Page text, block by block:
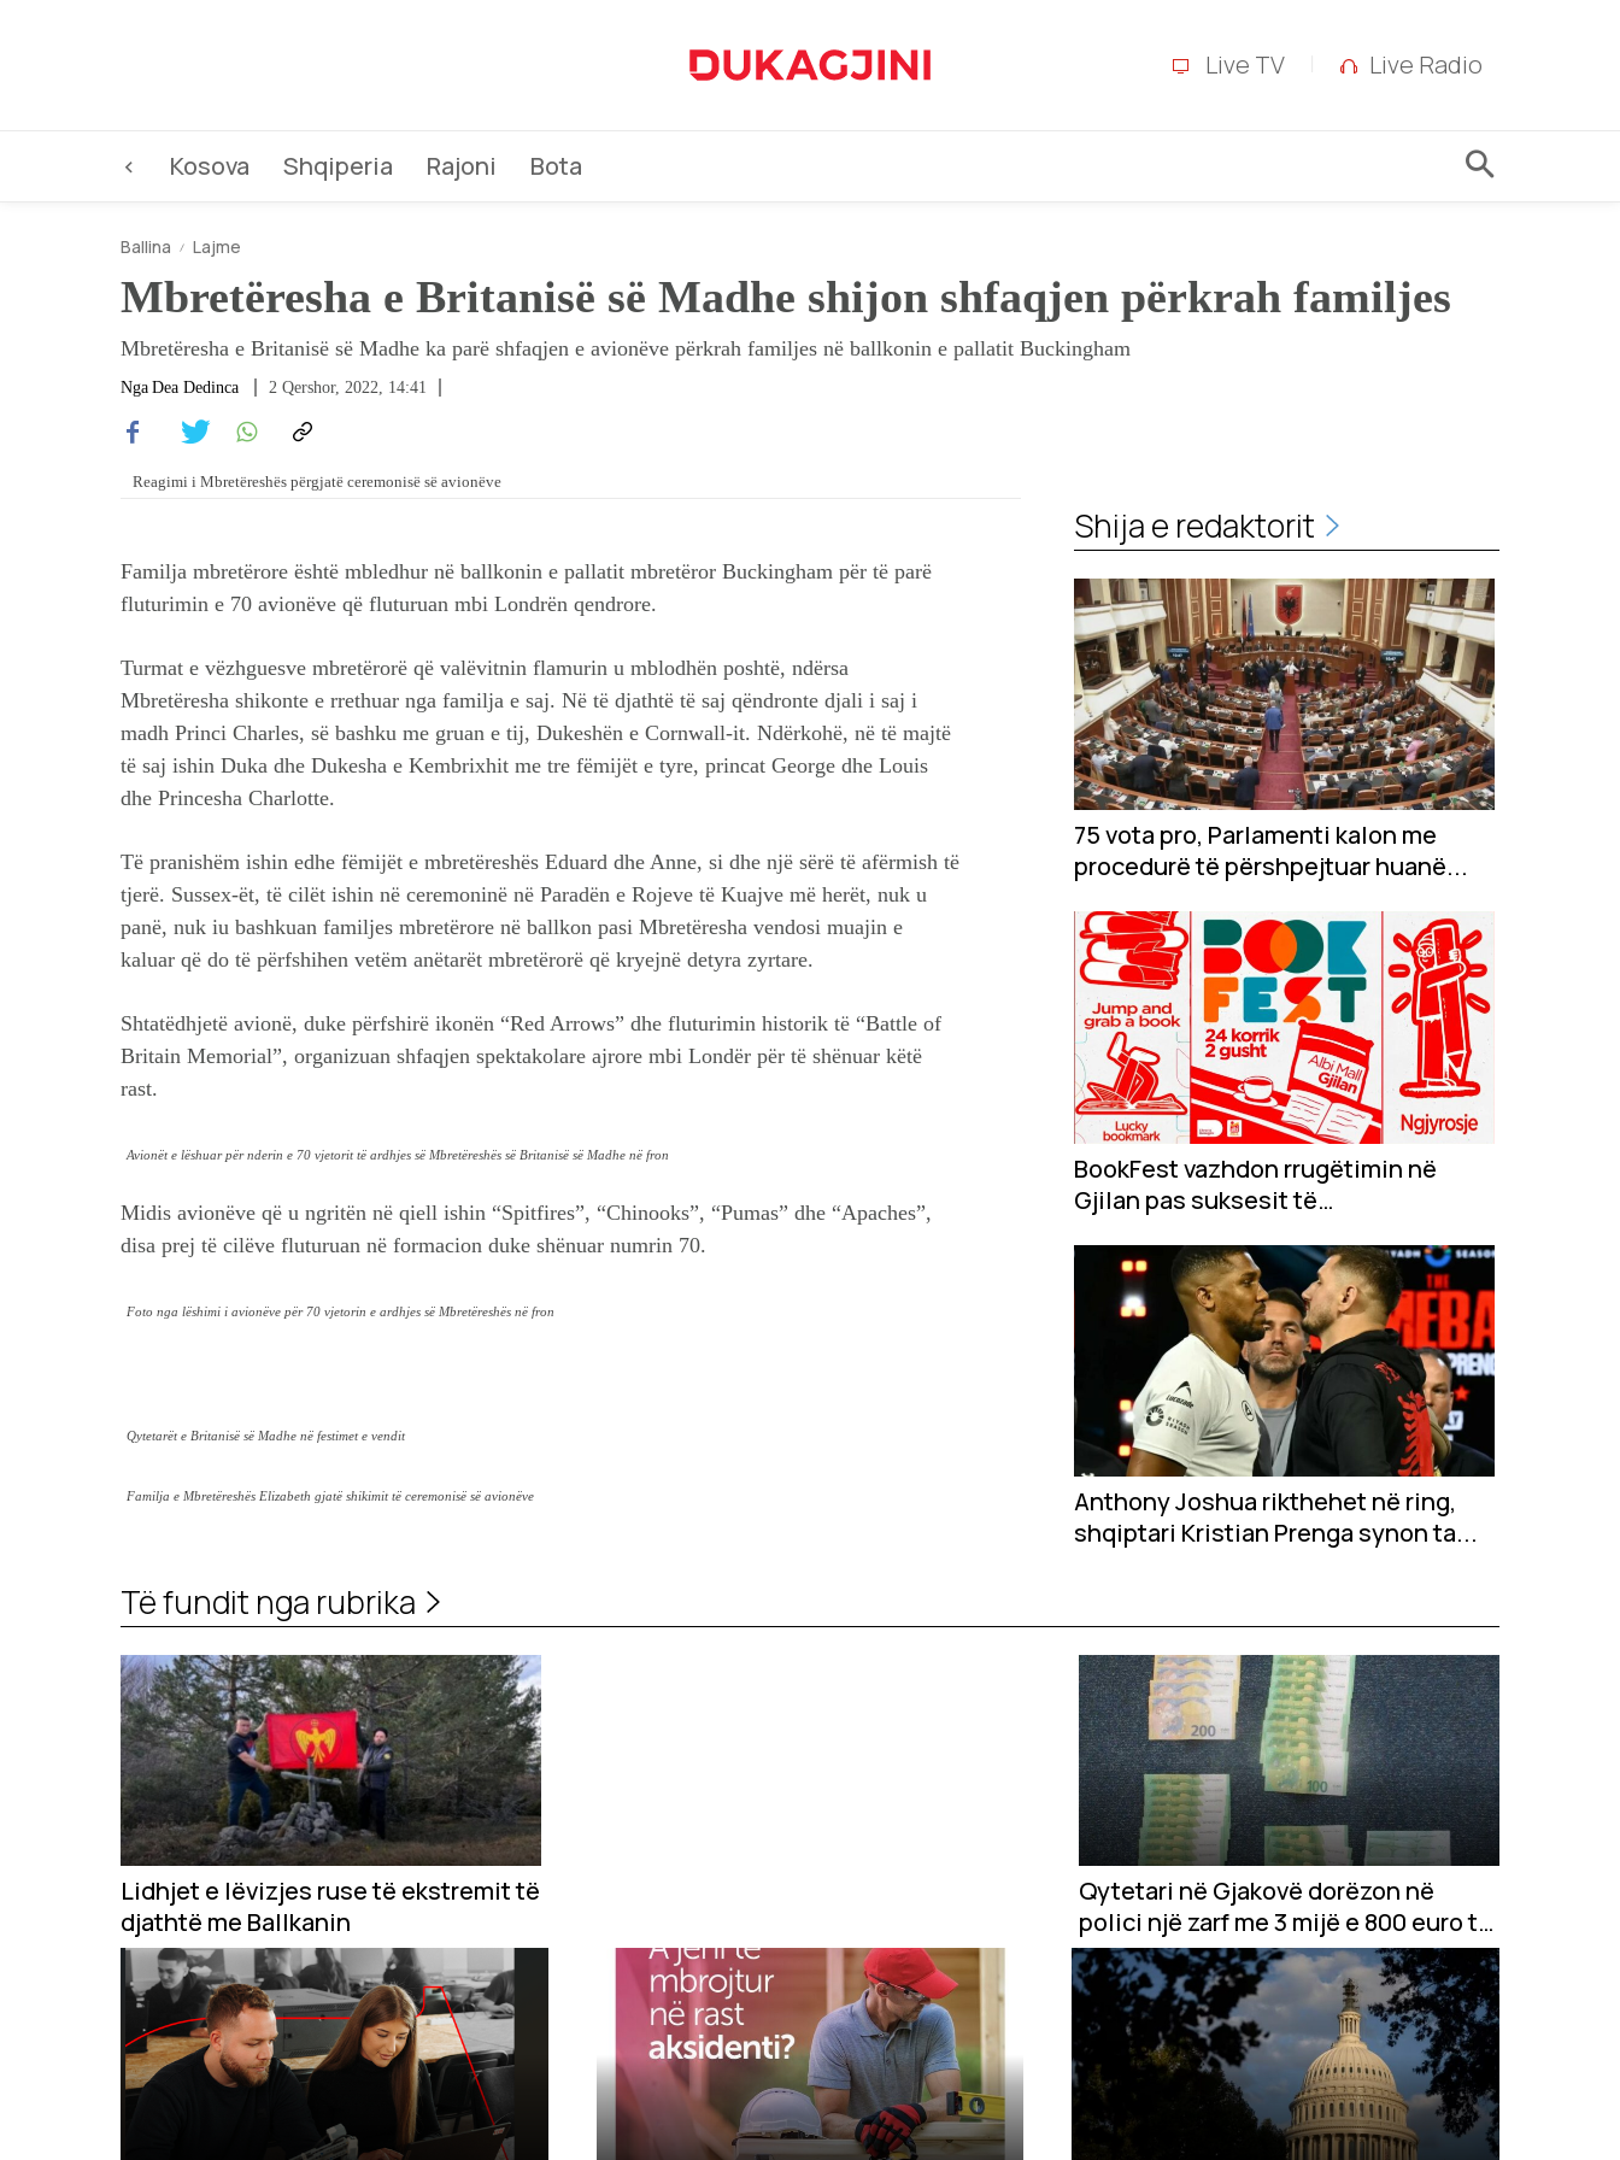
Live TV Live Radio
< Kosova Shqiperia Rajoni Bota
Ballina Lajme
Mbretëresha e Britanisë së Madhe shijon shfaqjen përkrah familjes
Mbretëresha e Britanisë së Madhe ka parë shfaqjen e avionëve përkrah familjes në ballkonin e pallatit Buckingham
Nga Dea Dedinca 2 Qershor, 2022, 14:41
Reagimi i Mbretëreshës përgjatë ceremonisë së avionëve
Familja mbretërore është mbledhur në ballkonin e pallatit mbretëror Buckingham për të parë
fluturimin e 70 avionëve që fluturuan mbi Londrën qendrore.
Turmat e vëzhguesve mbretërorë që valëvitnin flamurin u mblodhën poshtë, ndërsa
Mbretëresha shikonte e rrethuar nga familja e saj. Në të djathtë të saj qëndronte djali i saj i
madh Princi Charles, së bashku me gruan e tij, Dukeshën e Cornwall-it. Ndërkohë, në të majtë
të saj ishin Duka dhe Dukesha e Kembrixhit me tre fëmijët e tyre, princat George dhe Louis
dhe Princesha Charlotte.
Të pranishëm ishin edhe fëmijët e mbretëreshës Eduard dhe Anne, si dhe një sërë të afërmish të
tjerë. Sussex-ët, të cilët ishin në ceremoninë në Paradën e Rojeve të Kuajve më herët, nuk u
panë, nuk iu bashkuan familjes mbretërore në ballkon pasi Mbretëresha vendosi muajin e
kaluar që do të përfshihen vetëm anëtarët mbretërorë që kryejnë detyra zyrtare.
Shtatëdhjetë avionë, duke përfshirë ikonën “Red Arrows” dhe fluturimin historik të “Battle of
Britain Memorial”, organizuan shfaqjen spektakolare ajrore mbi Londër për të shënuar këtë
rast.
Avionët e lëshuar për nderin e 70 vjetorit të ardhjes së Mbretëreshës së Britanisë së Madhe në fron
Midis avionëve që u ngritën në qiell ishin “Spitfires”, “Chinooks”, “Pumas” dhe “Apaches”,
disa prej të cilëve fluturuan në formacion duke shënuar numrin 70.
Foto nga lëshimi i avionëve për 70 vjetorin e ardhjes së Mbretëreshës në fron
Qytetarët e Britanisë së Madhe në festimet e vendit
Familja e Mbretëreshës Elizabeth gjatë shikimit të ceremonisë së avionëve
Shija e redaktorit
75 vota pro, Parlamenti kalon me
procedurë të përshpejtuar huanë...
BookFest vazhdon rrugëtimin në
Gjilan pas suksesit të
Anthony Joshua rikthehet në ring,
shqiptari Kristian Prenga synon ta...
Të fundit nga rubrika
Lidhjet e lëvizjes ruse të ekstremit të
djathtë me Ballkanin
Qytetari në Gjakovë dorëzon në
polici një zarf me 3 mijë e 800 euro të
gjetura